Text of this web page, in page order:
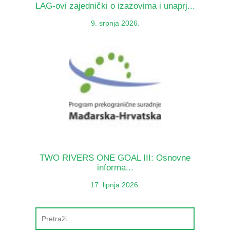
LAG-ovi zajednički o izazovima i unaprj...
9. srpnja 2026.
TWO RIVERS ONE GOAL III: Osnovne
informa...
17. lipnja 2026.